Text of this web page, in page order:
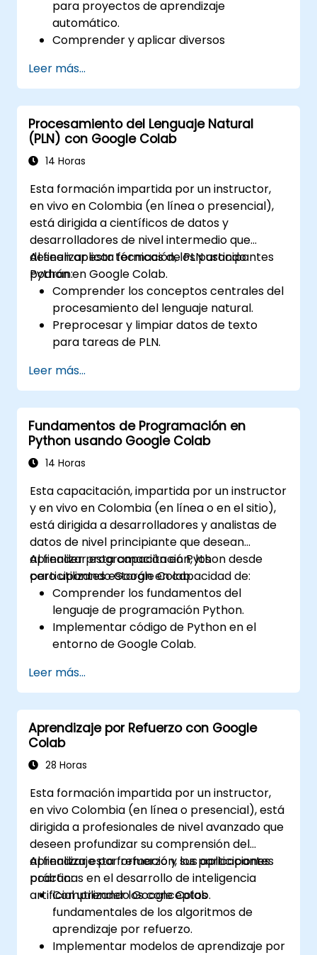
para proyectos de aprendizaje
automático.
Comprender y aplicar diversos
Utilizar bibliotecas como Scikit-learn para
analizar y predecir datos.
Implementar modelos de aprendizaje
supervisado y no supervisado.
Optimizar y evaluar modelos de
aprendizaje automático de manera
Leer más...
Procesamiento del Lenguaje Natural
(PLN) con Google Colab
14 Horas
Esta formación impartida por un instructor,
en vivo en Colombia (en línea o presencial),
está dirigida a científicos de datos y
desarrolladores de nivel intermedio que
deseen aplicar técnicas de PLN usando
Python en Google Colab.
Al finalizar esta formación, los participantes
podrán:
Comprender los conceptos centrales del
procesamiento del lenguaje natural.
Preprocesar y limpiar datos de texto
para tareas de PLN.
las librerías NLTK y SpaCy.
Trabajar con datos de texto mediante
Google Colab para un desarrollo
escalable y colaborativo.
Leer más...
Fundamentos de Programación en
Python usando Google Colab
14 Horas
Esta capacitación, impartida por un instructor
y en vivo en Colombia (en línea o en el sitio),
está dirigida a desarrolladores y analistas de
datos de nivel principiante que desean
aprender programación en Python desde
cero utilizando Google Colab.
Al finalizar esta capacitación, los
participantes estarán en capacidad de:
Comprender los fundamentos del
lenguaje de programación Python.
Implementar código de Python en el
entorno de Google Colab.
gestionar el flujo de un programa en
Python.
Crear funciones para organizar y
reutilizar el código de manera efectiva.
Explorar y utilizar bibliotecas básicas para
la programación en Python.
Leer más...
Aprendizaje por Refuerzo con Google
Colab
28 Horas
Esta formación impartida por un instructor,
en vivo Colombia (en línea o presencial), está
dirigida a profesionales de nivel avanzado que
deseen profundizar su comprensión del
aprendizaje por refuerzo y sus aplicaciones
prácticas en el desarrollo de inteligencia
artificial utilizando Google Colab.
Al finalizar esta formación, los participantes
podrán:
Comprender los conceptos
fundamentales de los algoritmos de
aprendizaje por refuerzo.
Implementar modelos de aprendizaje por